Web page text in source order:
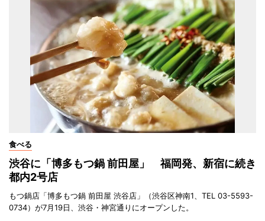
食べる
渋谷に「博多もつ鍋 前田屋」 福岡発、新宿に続き
都内2号店
もつ鍋店「博多もつ鍋 前田屋 渋谷店」（渋谷区神南1、TEL 03-5593-
0734）が7月19日、渋谷・神宮通りにオープンした。